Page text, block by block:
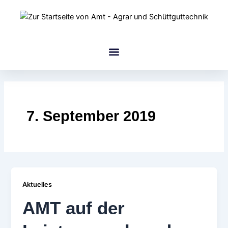
7. September 2019
Aktuelles
AMT auf der